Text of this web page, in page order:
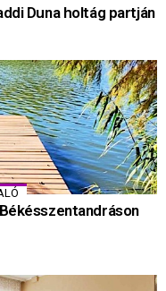
Duna holtág partján